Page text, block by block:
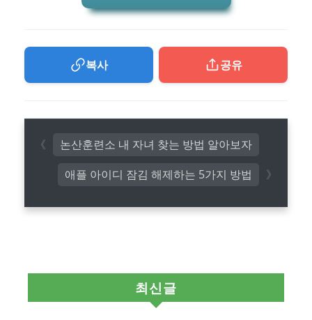
복사 공유
애플 아이디 잠김 해제하는 5가지 방법
논산훈련소 내 자녀 찾는 방법 알아보자
최신글